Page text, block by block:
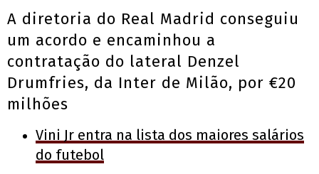
A diretoria do Real Madrid conseguiu
um acordo e encaminhou a
contratação do lateral Denzel
Drumfries, da Inter de Milão, por €20
milhões
Vini Jr entra na lista dos maiores salários
do futebol